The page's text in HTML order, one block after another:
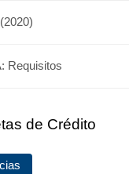
Requisitos
de Crédito